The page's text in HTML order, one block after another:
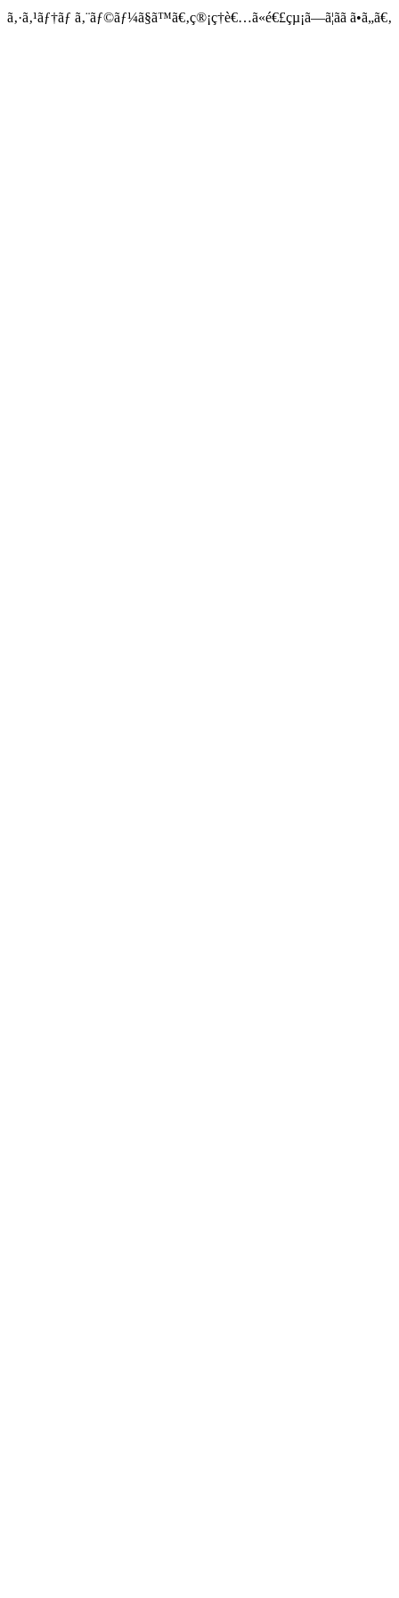
ã‚·ã‚¹ãƒ†ãƒ ã‚¨ãƒ©ãƒ¼ã§ã™ã€‚ç®¡ç†è€…ã«é€£çµ¡ã—ã¦ãã ã•ã„ã€‚